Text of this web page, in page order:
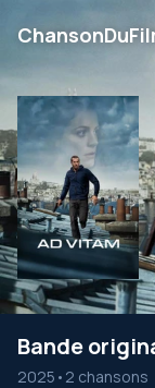
Bande
2025 • 2 chansons